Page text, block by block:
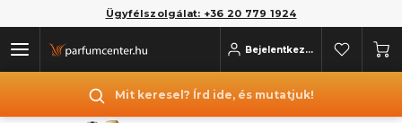
Ügyfélszolgálat: +36 20 779 1924
Bejelentkezés
Mit keresel? Írd ide, és mutatjuk!